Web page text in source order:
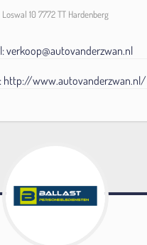
Loswal 10 7772 TT Hardenberg
verkoop@autovanderzwan.nl
http://www.autovanderzwan.nl/